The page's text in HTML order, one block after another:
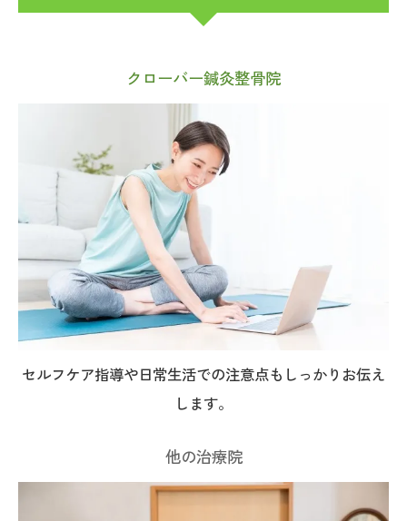
クローバー鍼灸整骨院
セルフケア指導や日常生活での注意点もしっかりお伝え
します。
他の治療院